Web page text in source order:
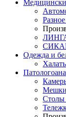
Разное
Одежда и
Мешки
Столы